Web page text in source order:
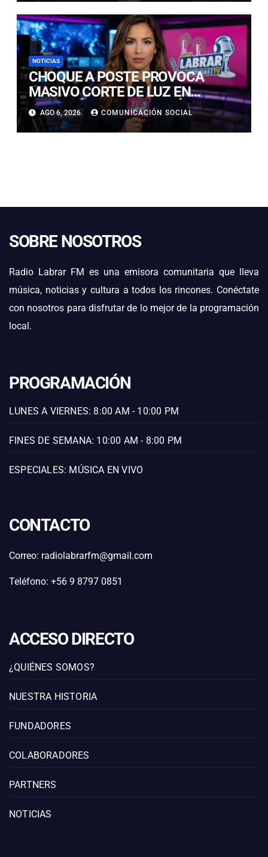
NOTICIAS
CHOQUE A POSTE PROVOCA
MASIVO CORTE DE LUZ EN
COPIAPÓ Y AFECTA A MÁS DE 5
MIL CLIENTES
AGO 6, 2026 COMUNICACIÓN SOCIAL
SOBRE NOSOTROS
Radio Labrar FM es una emisora comunitaria que lleva
música, noticias y cultura a todos los rincones. Conéctate
con nosotros para disfrutar de lo mejor de la programación
local.
PROGRAMACIÓN
LUNES A VIERNES: 8:00 AM - 10:00 PM
FINES DE SEMANA: 10:00 AM - 8:00 PM
ESPECIALES: MÚSICA EN VIVO
CONTACTO
Correo: radiolabrarfm@gmail.com
Teléfono: +56 9 8797 0851
ACCESO DIRECTO
¿QUIÉNES SOMOS?
NUESTRA HISTORIA
FUNDADORES
COLABORADORES
PARTNERS
NOTICIAS